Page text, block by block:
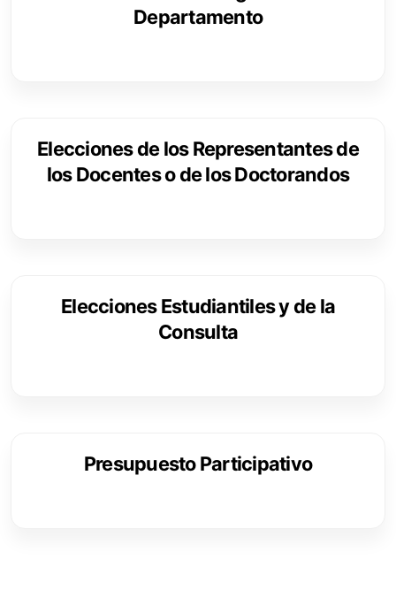
Departamento
Elecciones de los Representantes de
los Docentes o de los Doctorandos
Elecciones Estudiantiles y de la
Consulta
Presupuesto Participativo